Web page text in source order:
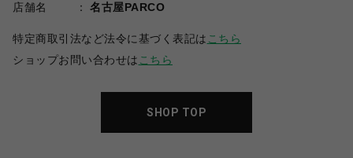
店舗名
名古屋PARCO
特定商取引法など法令に基づく表記は こちら
ショップお問い合わせは こちら
SHOP TOP